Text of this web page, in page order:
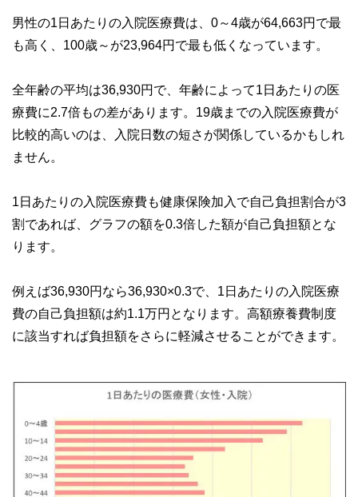
男性の1日あたりの入院医療費は、0～4歳が64,663円で最
も高く、100歳～が23,964円で最も低くなっています。
全年齢の平均は36,930円で、年齢によって1日あたりの医
療費に2.7倍もの差があります。19歳までの入院医療費が
比較的高いのは、入院日数の短さが関係しているかもしれ
ません。
1日あたりの入院医療費も健康保険加入で自己負担割合が3
割であれば、グラフの額を0.3倍した額が自己負担額とな
ります。
例えば36,930円なら36,930×0.3で、1日あたりの入院医療
費の自己負担額は約1.1万円となります。高額療養費制度
に該当すれば負担額をさらに軽減させることができます。